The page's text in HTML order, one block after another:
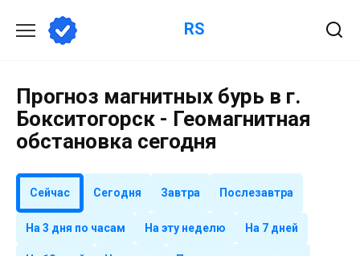
содержанию
RS
Прогноз магнитных бурь в г.
Бокситогорск - Геомагнитная
обстановка сегодня
Сейчас Сегодня Завтра Послезавтра
На 3 дня по часам На эту неделю На 7 дней